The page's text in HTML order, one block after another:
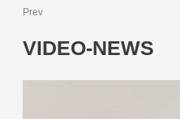
Prev
VIDEO-NEWS